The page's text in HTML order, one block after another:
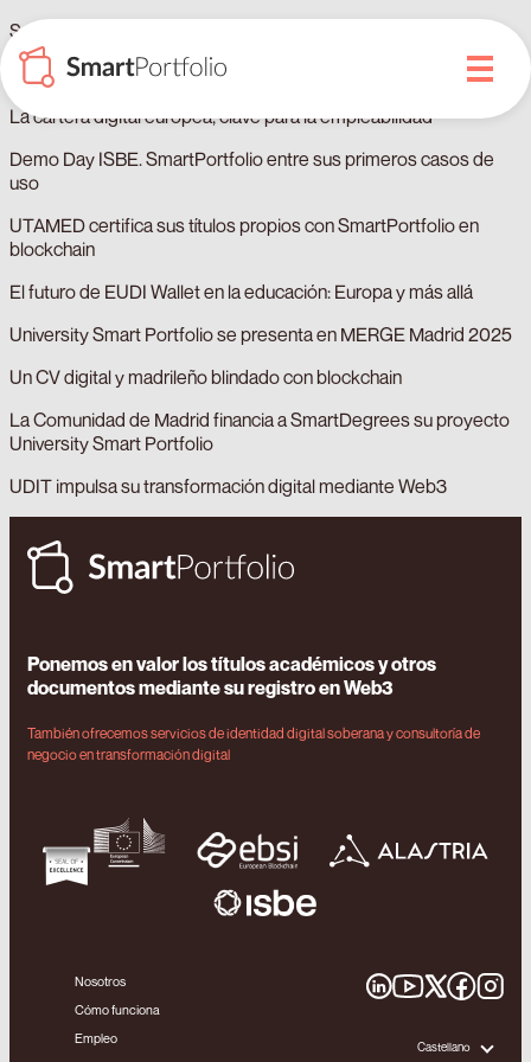
SmartPortfolio amplía a ISBE el registro de documentos
Informe del Ecosistema Blockchain en España 2025
La cartera digital europea, clave para la empleabilidad
Demo Day ISBE. SmartPortfolio entre sus primeros casos de
uso
UTAMED certifica sus títulos propios con SmartPortfolio en
blockchain
El futuro de EUDI Wallet en la educación: Europa y más allá
University Smart Portfolio se presenta en MERGE Madrid 2025
Un CV digital y madrileño blindado con blockchain
La Comunidad de Madrid financia a SmartDegrees su proyecto
University Smart Portfolio
UDIT impulsa su transformación digital mediante Web3
Ponemos en valor los títulos académicos y otros
documentos mediante su registro en Web3
También ofrecemos servicios de identidad digital soberana y consultoría de
negocio en transformación digital
Nosotros
Cómo funciona
Empleo
Castellano